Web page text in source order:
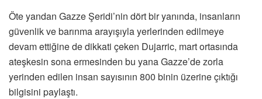
Öte yandan Gazze Şeridi’nin dört bir yanında, insanların
güvenlik ve barınma arayışıyla yerlerinden edilmeye
devam ettiğine de dikkati çeken Dujarric, mart ortasında
ateşkesin sona ermesinden bu yana Gazze’de zorla
yerinden edilen insan sayısının 800 binin üzerine çıktığı
bilgisini paylaştı.